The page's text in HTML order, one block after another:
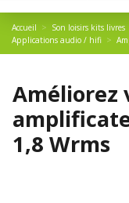
Accueil Son loisirs kits livres
Applications audio / hifi
Améliorez
1,8 Wrms